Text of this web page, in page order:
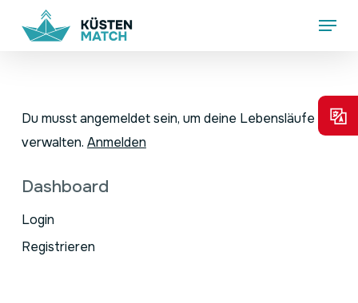
Menu
Du musst angemeldet sein, um deine Lebensläufe zu
verwalten. Anmelden
Dashboard
Login
Registrieren